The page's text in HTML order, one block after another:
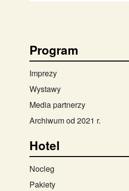
Program
Imprezy
Wystawy
Media partnerzy
Archiwum od 2021 r.
Hotel
Nocleg
Pakiety